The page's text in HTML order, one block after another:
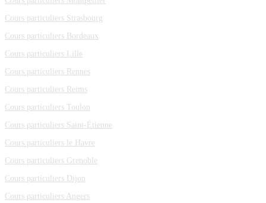
Cours particuliers Strasbourg
Cours particuliers Bordeaux
Cours particuliers Lille
Cours particuliers Rennes
Cours particuliers Reims
Cours particuliers Toulon
Cours particuliers Saint-Étienne
Cours particuliers le Havre
Cours particuliers Grenoble
Cours particuliers Dijon
Cours particuliers Angers